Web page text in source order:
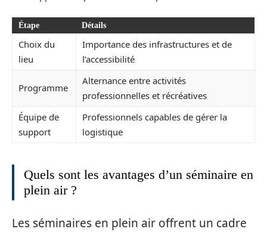
Étape Détails
Choix du
lieu
Importance des infrastructures et de
l’accessibilité
Programme
Alternance entre activités
professionnelles et récréatives
Équipe de
support
Professionnels capables de gérer la
logistique
Quels sont les avantages d’un séminaire en
plein air ?
Les séminaires en plein air offrent un cadre